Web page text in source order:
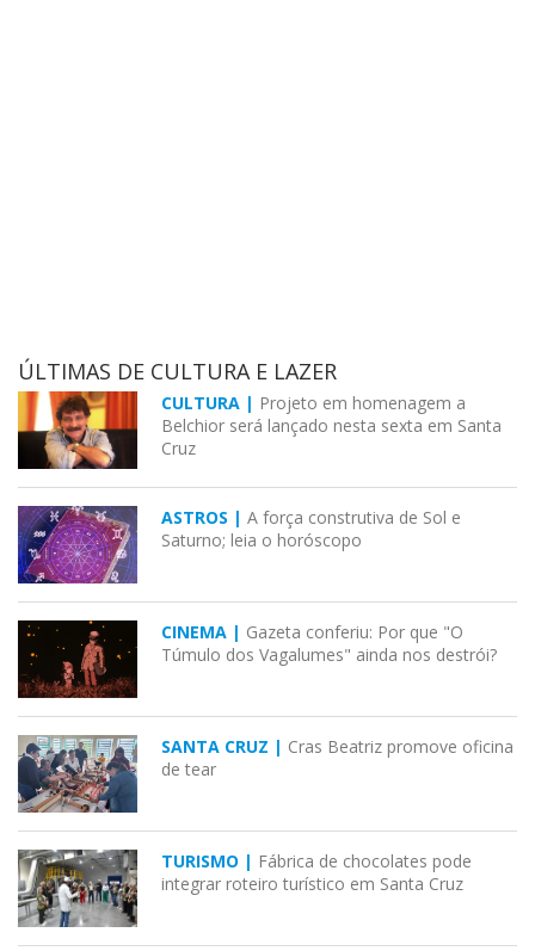
ÚLTIMAS DE CULTURA E LAZER
CULTURA | Projeto em homenagem a
Belchior será lançado nesta sexta em Santa
Cruz
ASTROS | A força construtiva de Sol e
Saturno; leia o horóscopo
CINEMA | Gazeta conferiu: Por que "O
Túmulo dos Vagalumes" ainda nos destrói?
SANTA CRUZ | Cras Beatriz promove oficina
de tear
TURISMO | Fábrica de chocolates pode
integrar roteiro turístico em Santa Cruz